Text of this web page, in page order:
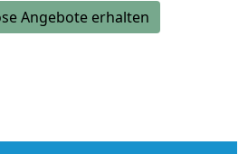
Angebote erhalten